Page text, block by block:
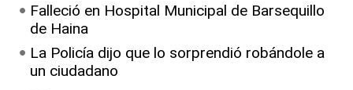
Falleció en Hospital Municipal de Barsequillo
de Haina
La Policía dijo que lo sorprendió robándole a
un ciudadano